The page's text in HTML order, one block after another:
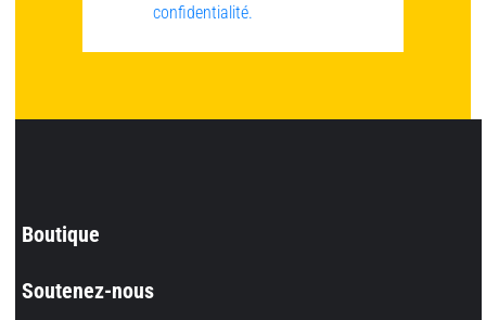
confidentialité.
Boutique
Soutenez-nous